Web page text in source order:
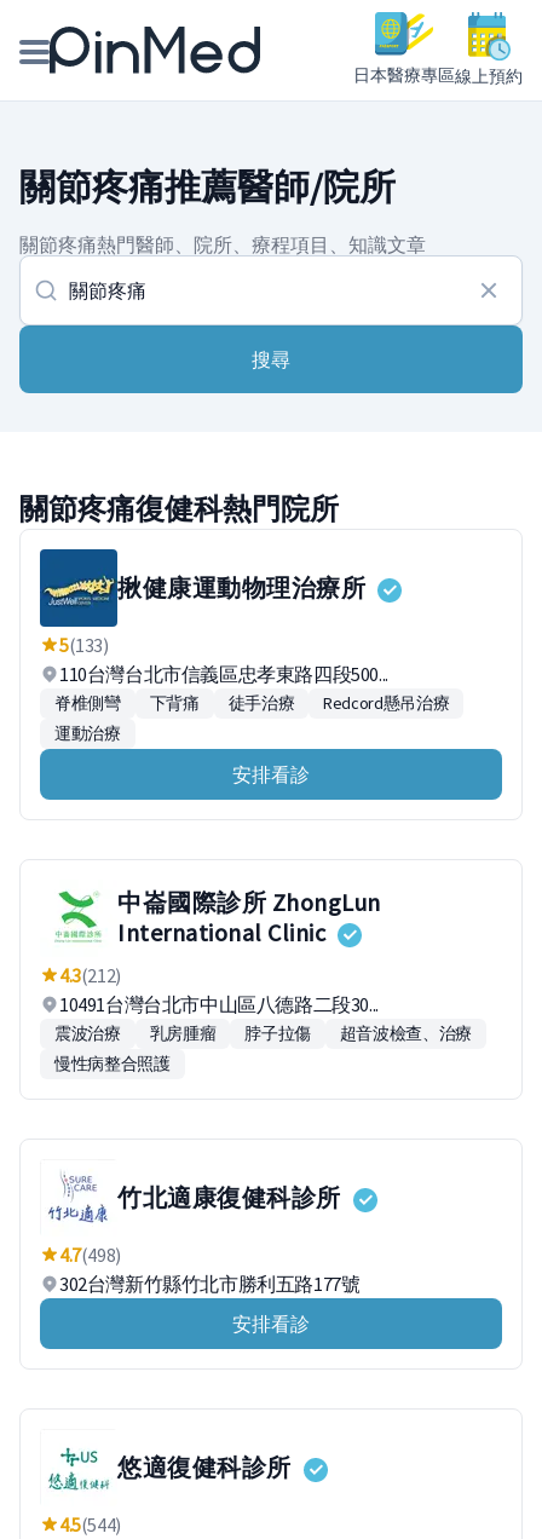
日本醫療專區線上預約
醫師專欄專訪
健康主題館
我是醫療人員
關節疼痛推薦醫師/院所
關節疼痛熱門醫師、院所、療程項目、知識文章
搜尋
關節疼痛復健科熱門院所
揪健康運動物理治療所
5(133)
110台灣台北市信義區忠孝東路四段500...
脊椎側彎 下背痛 徒手治療
Redcord懸吊治療
運動治療
安排看診
中崙國際診所 ZhongLun
International Clinic
4.3(212)
10491台灣台北市中山區八德路二段30...
震波治療 乳房腫瘤 脖子拉傷
超音波檢查、治療
慢性病整合照護
竹北適康復健科診所
4.7(498)
302台灣新竹縣竹北市勝利五路177號
安排看診
悠適復健科診所
4.5(544)